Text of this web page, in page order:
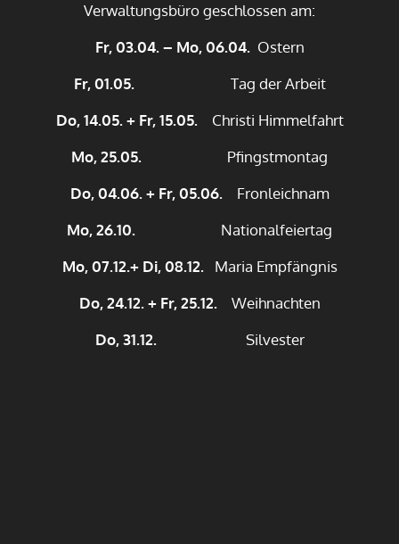
Verwaltungsbüro geschlossen am:
Fr, 03.04. – Mo, 06.04.Ostern
Fr, 01.05.Tag der Arbeit
Do, 14.05. + Fr, 15.05.Christi Himmelfahrt
Mo, 25.05. Pfingstmontag
Do, 04.06. + Fr, 05.06.Fronleichnam
Mo, 26.10.
Nationalfeiertag
Mo, 07.12.+ Di, 08.12.Maria Empfängnis
Do, 24.12. + Fr, 25.12.Weihnachten
Do, 31.12.Silvester